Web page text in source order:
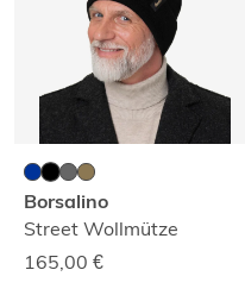
Borsalino
Street Wollmütze
165,00 €